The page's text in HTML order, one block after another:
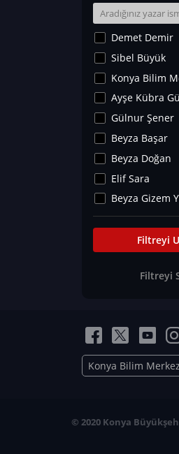
Yer Bilimleri
Astronomi ve
Noroloji
Matematik
Teknoloji
İklim Değişikliği
Arkeoloji
Kültür&Sanat
Yaşam
Merakoloji
Eğitim
Demet Demir
Sibel Büyük
Konya Bilim
Ayşe Kübra
Gülnur Şener
Beyza Başar
Beyza Doğan
Elif Sara
Beyza Gizem
İlknur
Büşra Elif
Can TORUN
Elif Sara
Ayşe Edanur
Gözde Düriye
Ceren Eda
Filtreyi
Filtreyi
Konya Bilim
© 2020 Konya